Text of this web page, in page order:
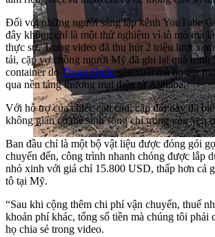
Đối với những người sáng lập kênh YouTube
đây không chỉ là một thử nghiệm vì tò mò mà
thực sự. Trong video đã thu hút 2 triệu lượt xem
tải, cặp vợ chồng người Mỹ đã ghi lại quá trình
container do Trung Quốcsản xuất mà họ đặt
qua nền tảng thương mại điện tử Alibaba.
Với hỗ trợ của chiếc cần cẩu, cặp đôi này đã
không gian có thể sinh sống chỉ trong vỏn vẹn
Ban đầu chỉ là một bộ vật liệu được đóng gói
chuyển đến, công trình nhanh chóng được lắp
nhỏ xinh với giá chỉ 15.800 USD, thấp hơn cả
tô tại Mỹ.
“Sau khi cộng thêm chi phí vận chuyển, thuế
khoản phí khác, tổng số tiền mà chúng tôi phải
họ chia sẻ trong video.